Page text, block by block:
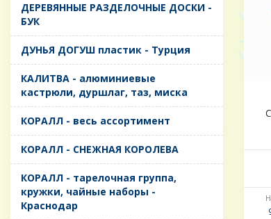
ДЕРЕВЯННЫЕ РАЗДЕЛОЧНЫЕ ДОСКИ -
БУК
ДУНЬЯ ДОГУШ пластик - Турция
КАЛИТВА - алюминиевые
кастрюли, дуршлаг, таз, миска
КОРАЛЛ - весь ассортимент
КОРАЛЛ - СНЕЖНАЯ КОРОЛЕВА
КОРАЛЛ - тарелочная группа,
кружки, чайные наборы -
Краснодар